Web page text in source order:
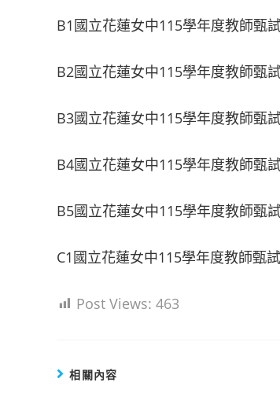
B1國立花蓮女中115學年度教師甄
B2國立花蓮女中115學年度教師甄
B3國立花蓮女中115學年度教師甄
B4國立花蓮女中115學年度教師甄
B5國立花蓮女中115學年度教師甄
C1國立花蓮女中115學年度教師甄
Post Views: 463
相關內容